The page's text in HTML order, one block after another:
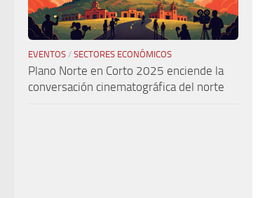
EVENTOS / SECTORES ECONÓMICOS
Plano Norte en Corto 2025 enciende la
conversación cinematográfica del norte